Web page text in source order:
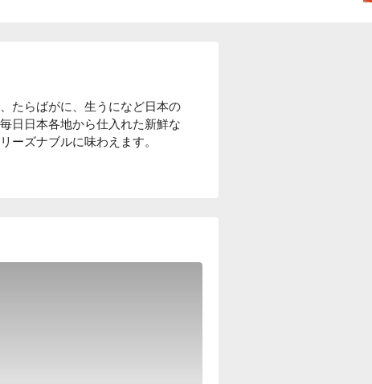
たらばがに、生うになど日本の
日日本各地から仕入れた新鮮な
ズナブルに味わえます。